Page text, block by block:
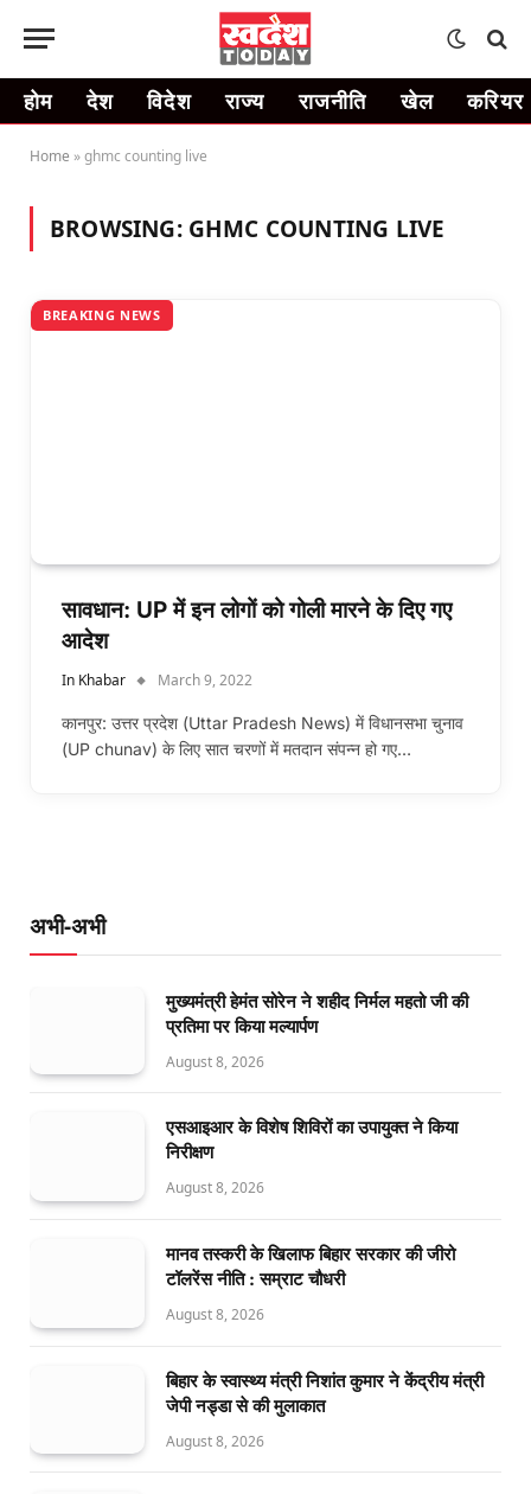
होम देश विदेश राज्य राजनीति खेल करियर
Home »ghmc counting live
BROWSING: GHMC COUNTING LIVE
BREAKING NEWS
सावधान: UP में इन लोगों को गोली मारने के दिए गए
आदेश
In Khabar March 9, 2022
कानपुर: उत्तर प्रदेश (Uttar Pradesh News) में विधानसभा चुनाव
(UP chunav) के लिए सात चरणों में मतदान संपन्न हो गए…
अभी-अभी
मुख्यमंत्री हेमंत सोरेन ने शहीद निर्मल महतो जी की
प्रतिमा पर किया मल्यार्पण
August 8, 2026
एसआइआर के विशेष शिविरों का उपायुक्त ने किया
निरीक्षण
August 8, 2026
मानव तस्करी के खिलाफ बिहार सरकार की जीरो
टॉलरेंस नीति : सम्राट चौधरी
August 8, 2026
बिहार के स्वास्थ्य मंत्री निशांत कुमार ने केंद्रीय मंत्री
जेपी नड्डा से की मुलाकात
August 8, 2026